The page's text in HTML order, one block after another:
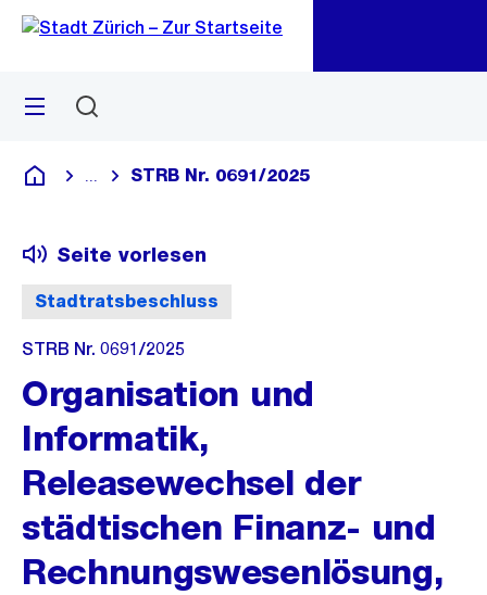
Navigation
Sprunglink
Menü
Deutsch
Blende alle Breadcrumbs ein
STRB Nr. 0691/2025
Stadtratsbeschluss
Seite vorlesen
STRB Nr. 0691/2025
Organisation und
Informatik,
Releasewechsel der
städtischen Finanz- und
Rechnungswesenlösung,